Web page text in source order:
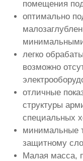
помещения
оптимально
легко
возможно
отличные
структуры
специальных
минимальные
защитному
Малая масса,